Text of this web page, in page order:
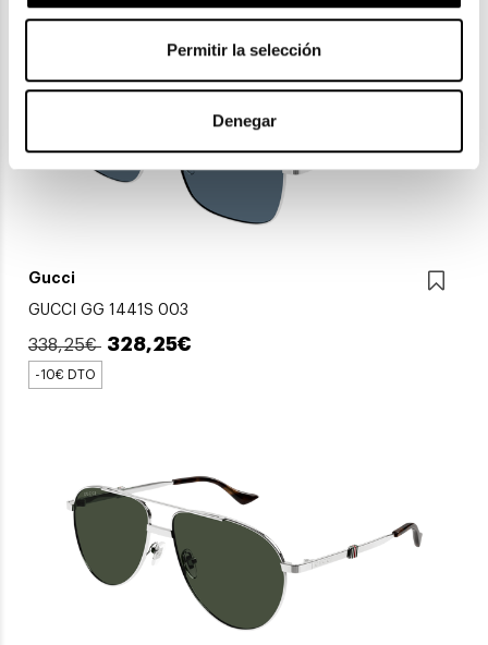
Permitir la selección
Denegar
Gucci
GUCCI GG 1441S 003
338,25€ 328,25€
-10€ DTO